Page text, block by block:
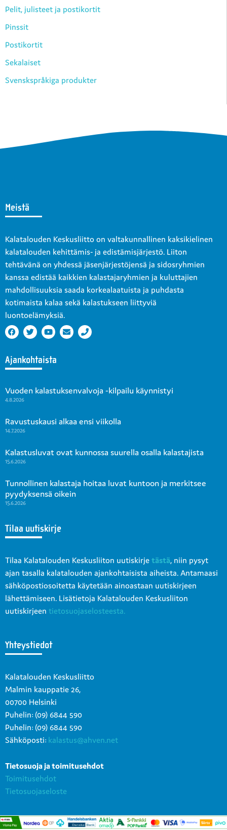
Pelit, julisteet ja postikortit
Pinssit
Postikortit
Sekalaiset
Svenskspråkiga produkter
Meistä
Kalatalouden Keskusliitto on valtakunnallinen kaksikielinen
kalatalouden kehittämis- ja edistämisjärjestö. Liiton
tehtävänä on yhdessä jäsenjärjestöjensä ja sidosryhmien
kanssa edistää kaikkien kalastajaryhmien ja kuluttajien
mahdollisuuksia saada korkealaatuista ja puhdasta
kotimaista kalaa sekä kalastukseen liittyviä
luontoelämyksiä.
Ajankohtaista
Vuoden kalastuksenvalvoja -kilpailu käynnistyi
4.8.2026
Ravustuskausi alkaa ensi viikolla
14.7.2026
Kalastusluvat ovat kunnossa suurella osalla kalastajista
15.6.2026
Tunnollinen kalastaja hoitaa luvat kuntoon ja merkitsee
pyydyksensä oikein
15.6.2026
Tilaa uutiskirje
Tilaa Kalatalouden Keskusliiton uutiskirje tästä, niin pysyt
ajan tasalla kalatalouden ajankohtaisista aiheista. Antamaasi
sähköpostiosoitetta käytetään ainoastaan uutiskirjeen
lähettämiseen. Lisätietoja Kalatalouden Keskusliiton
uutiskirjeen tietosuojaselosteesta.
Yhteystiedot
Kalatalouden Keskusliitto
Malmin kauppatie 26,
00700 Helsinki
Puhelin: (09) 6844 590
Puhelin: (09) 6844 590
Sähköposti: kalastus@ahven.net
Tietosuoja ja toimitusehdot
Toimitusehdot
Tietosuojaseloste